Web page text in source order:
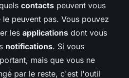
contacts peuvent vous
peuvent pas. Vous pouvez
les applications dont vous
notifications. Si vous
mais que vous ne
par le reste, c'est l'outil